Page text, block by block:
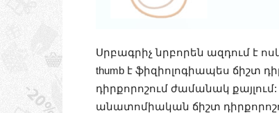
Սրբագրիչ նրբորեն ազդում է
thumb է ֆիզիոլոգիապես ճիշտ
դիրքորոշում ժամանակ
անատոմիական ճիշտ